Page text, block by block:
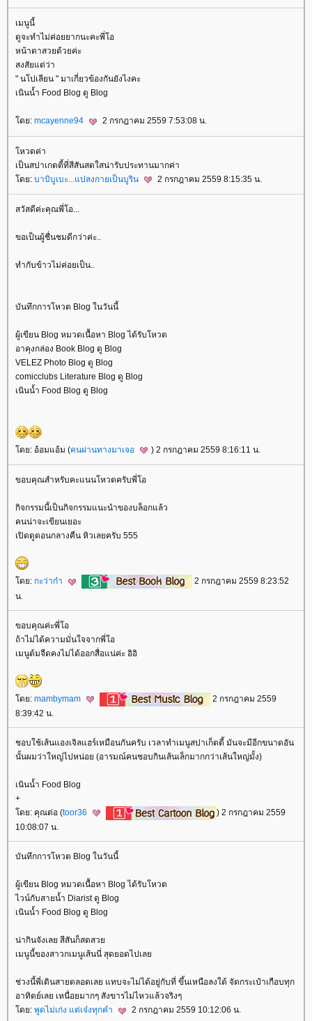
เมนูนี้
ดูจะทำไม่ค่อยยากนะคะพี่โอ
หน้าตาสวยด้วยค่ะ
สงสัยแต่ว่า
" นโปเลียน " มาเกี่ยวข้องกันยังไงคะ
เนินน้ำ Food Blog ดู Blog
ดย: mcayenne94 2 กรกฎาคม 2559 7:53:08 น.
หวตค่า
เป็นสปาเกตตี้ที่สีสันสดใสน่ารับประทานมากค่า
ดย: บาบิบูเบะ...แปลงกายเป็นบูริน 2 กรกฎาคม 2559 8:15:35 น.
สวัสดีค่ะคุณพี่โอ...
ขอเป็นผู้ชื่นชมดีกว่าค่ะ..
ทำกับข้าวไม่ค่อยเป็น..
บันทึกการโหวต Blog ในวันนี้
ผู้เขียน Blog หมวดเนื้อหา Blog ได้รับโหวต
อาคุงกล่อง Book Blog ดู Blog
VELEZ Photo Blog ดู Blog
comicclubs Literature Blog ดู Blog
เนินน้ำ Food Blog ดู Blog
ดย: อ้อมแอ้ม (คนผ่านทางมาเจอ ) 2 กรกฎาคม 2559 8:16:11 น.
ขอบคุณสำหรับคะแนนโหวตครับพี่โอ
กิจกรรมนี้เป็นกิจกรรมแนะนำของบล็อกแล้ว
คนน่าจะเขียนเยอะ
เปิดดูตอนกลางคืน หิวเลยครับ 555
ดย: กะว่าก๋า
2 กรกฎาคม 2559 8:23:52
น.
ขอบคุณค่ะพี่โอ
ถ้าไม่ได้ความมั่นใจจากพี่โอ
เมนูต้มจืดคงไม่ได้ออกสื่อแน่ค่ะ อิอิ
ดย: mambymam
2 กรกฎาคม 2559
8:39:42 น.
ชอบใช้เส้นแองเจิลแฮร์เหมือนกันครับ เวลาทำเมนูสปาเก็ตตี้ มันจะมีอีกขนาดอัน
นั้นผมว่าใหญ่ไปหน่อย (อารมณ์คนชอบกินเส้นเล็กมากกว่าเส้นใหญ่มั้ง)
เนินน้ำ Food Blog
+
ดย: คุณต่อ (toor36
) 2 กรกฎาคม 2559
10:08:07 น.
บันทึกการโหวต Blog ในวันนี้
ผู้เขียน Blog หมวดเนื้อหา Blog ได้รับโหวต
ไวน์กับสายน้ำ Diarist ดู Blog
เนินน้ำ Food Blog ดู Blog
น่ากินจังเลย สีสันก็สดสว
เมนูนี้ของสาวกเมนูเส้นนี่ สุดยอดไปเล
ช่วงนี้พี่เดินสายตลอดเลย แทบจะไม่ได้อยู่กับที่ ขึ้นเหนือลงใต้ จัดกระเป๋าเกือบทุก
อาทิตย์เลย เหนื่อยมากๆ สังขารไม่ไหวแล้วจริงๆ
ดย: พูดไม่เก่ง แต่เจ๋งทุกคำ 2 กรกฎาคม 2559 10:12:06 น.